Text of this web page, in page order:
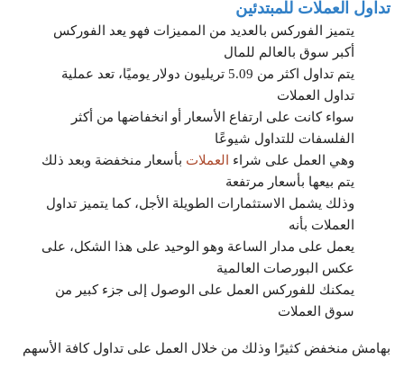
تداول العملات للمبتدئين
يتميز الفوركس بالعديد من المميزات فهو يعد الفوركس
أكبر سوق بالعالم للمال
يتم تداول اكثر من 5.09 تريليون دولار يوميًا، تعد عملية
تداول العملات
سواء كانت على ارتفاع الأسعار أو انخفاضها من أكثر
الفلسفات للتداول شيوعًا
وهي العمل على شراء
العملات بأسعار منخفضة وبعد ذلك
يتم بيعها بأسعار مرتفعة
وذلك يشمل الاستثمارات الطويلة الأجل، كما يتميز تداول
العملات بأنه
يعمل على مدار الساعة وهو الوحيد على هذا الشكل، على
عكس البورصات العالمية
يمكنك للفوركس العمل على الوصول إلى جزء كبير من
سوق العملات
بهامش منخفض كثيرًا وذلك من خلال العمل على تداول كافة الأسهم